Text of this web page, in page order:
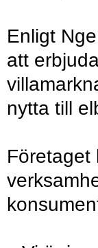
Enligt
att
nytta till
Företaget